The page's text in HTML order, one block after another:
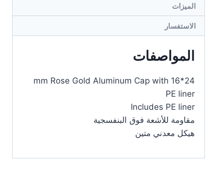
الميزات
الاستفسار
المواصفات
24*16 mm Rose Gold Aluminum Cap with
PE liner
Includes PE liner
مقاومة للأشعة فوق البنفسجية
هيكل معدني متين